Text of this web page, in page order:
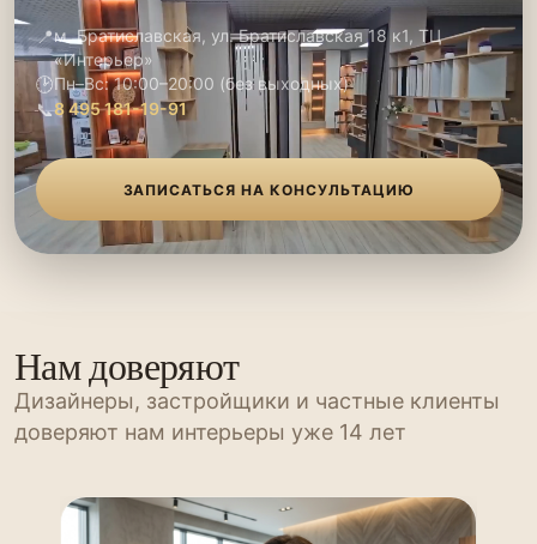
📍м. Братиславская, ул. Братиславская 18 к1, ТЦ
«Интерьер»
🕑Пн–Вс: 10:00–20:00 (без выходных)
📞8 495 181-19-91
ЗАПИСАТЬСЯ НА КОНСУЛЬТАЦИЮ
Нам доверяют
Дизайнеры, застройщики и частные клиенты
доверяют нам интерьеры уже 14 лет